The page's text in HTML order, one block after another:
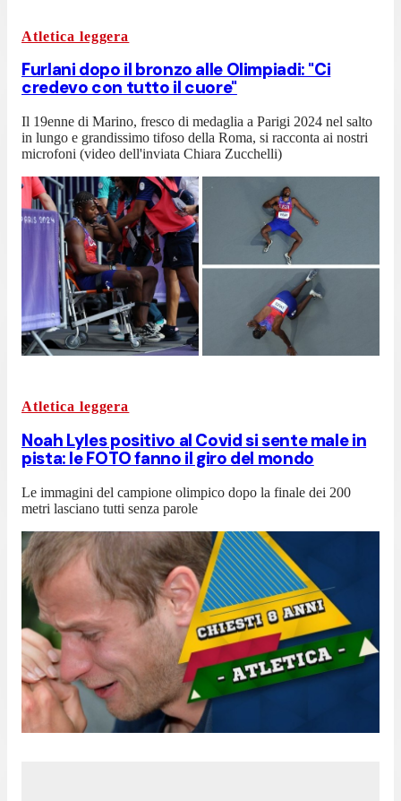
Atletica leggera
Furlani dopo il bronzo alle Olimpiadi: "Ci
credevo con tutto il cuore"
Il 19enne di Marino, fresco di medaglia a Parigi 2024 nel salto
in lungo e grandissimo tifoso della Roma, si racconta ai nostri
microfoni (video dell'inviata Chiara Zucchelli)
Atletica leggera
Noah Lyles positivo al Covid si sente male in
pista: le FOTO fanno il giro del mondo
Le immagini del campione olimpico dopo la finale dei 200
metri lasciano tutti senza parole